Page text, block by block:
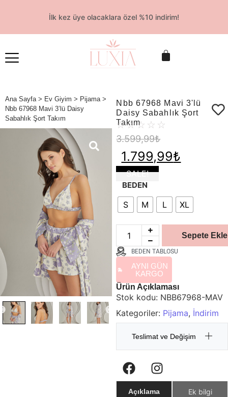
İlk kez üye olacaklara özel %10 indirim!
Ana Sayfa > Ev Giyim > Pijama >
Nbb 67968 Mavi 3’lü Daisy
Sabahlık Şort Takım
Nbb 67968 Mavi 3'lü
Daisy Sabahlık Şort
Takım
☆☆☆ ☆ ☆
3.599,99₺
1.799,99₺
SALE!
BEDEN
S M L XL
Sepete Ekle
BEDEN TABLOSU
AYNI GÜN
KARGO
Ürün Açıklaması
Stok kodu: NBB67968-MAV
Kategoriler: Pijama, İndirim
Teslimat ve Değişim
Açıklama Ek bilgi